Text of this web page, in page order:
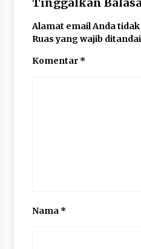
Pelajar di HST
Alamat email Anda
Ruas yang wajib ditandai
Komentar *
Nama *